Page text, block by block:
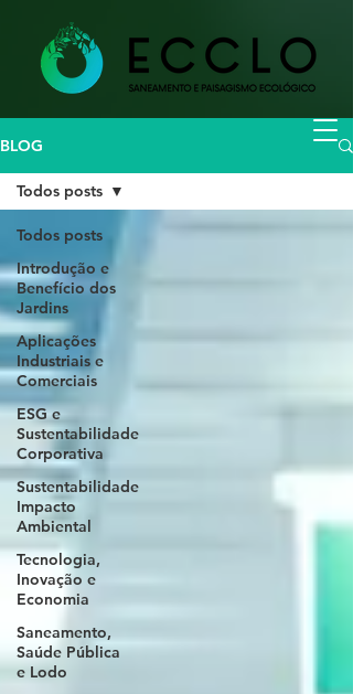
BLOG
Todos posts
Introdução e
Benefício dos
Jardins
Aplicações
Industriais e
Comerciais
ESG e
Sustentabilidade
Corporativa
Sustentabilidade
Impacto
Ambiental
Tecnologia,
Inovação e
Economia
Saneamento,
Saúde Pública
e Lodo
Todos posts